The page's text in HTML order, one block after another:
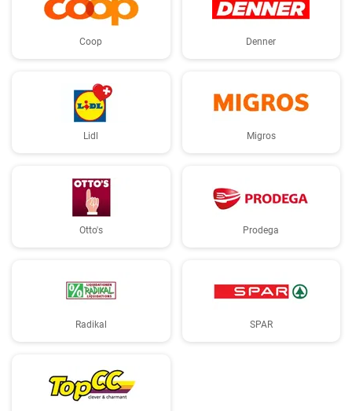
Coop Denner
Lidl Migros
Otto's Prodega
Radikal SPAR